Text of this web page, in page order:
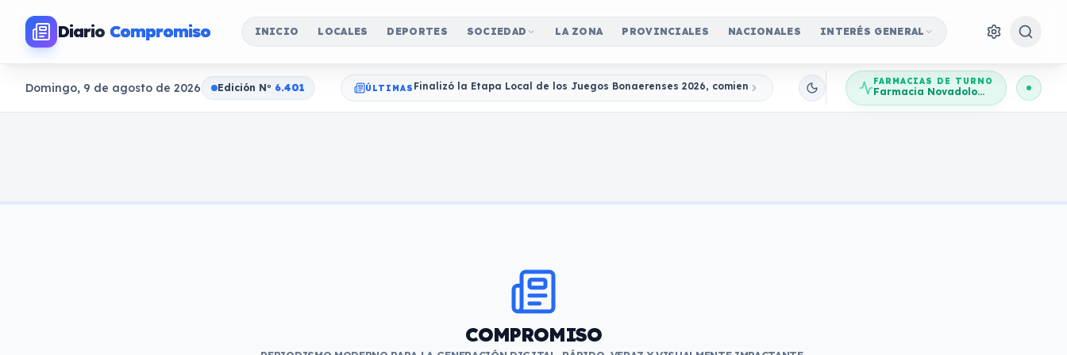
Diario Compromiso INICIO LOCALES DEPORTES SOCIEDAD LA ZONA PROVINCIALES NACIONALES INTERÉS GENERAL
Domingo, 9 de agosto de 2026 Edición No 6.401 ÚLTIMAS Finalizó la Etapa Local de los Juegos Bonaerenses 2026, comienzan los Regionales FARMACIAS DE TURNO
Farmacia Novadolores
COMPROMISO